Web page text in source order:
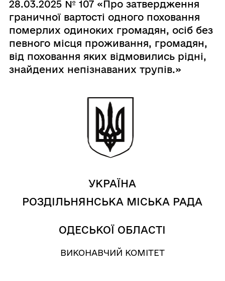
28.03.2025 № 107 «Про затвердження
граничної вартості одного поховання
померлих одиноких громадян, осіб без
певного місця проживання, громадян,
від поховання яких відмовились рідні,
знайдених непізнаваних трупів.»
УКРАЇНА
РОЗДІЛЬНЯНСЬКА МІСЬКА РАДА
ОДЕСЬКОЇ ОБЛАСТІ
ВИКОНАВЧИЙ КОМІТЕТ